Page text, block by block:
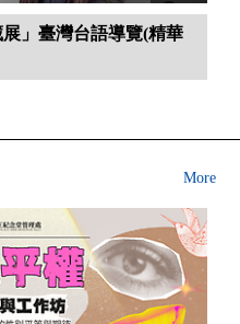
展」臺灣台語導覽(精華
More